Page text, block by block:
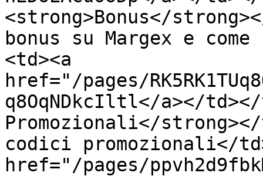
<strong>Bonus</
bonus su Margex e
<td><a
href="/pages/
q8OqNDkcIltl</a></
Promozionali</
codici promozionali</
href="/pages/